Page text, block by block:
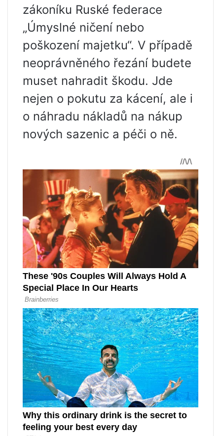
zákoníku Ruské federace
„Úmyslné ničení nebo
poškození majetku“. V případě
neoprávněného řezání budete
muset nahradit škodu. Jde
nejen o pokutu za kácení, ale i
o náhradu nákladů na nákup
nových sazenic a péči o ně.